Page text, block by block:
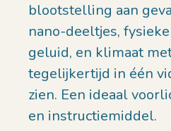
blootstelling aan
nano-deeltjes,
geluid, en klimaat
tegelijkertijd in één
zien. Een ideaal
en instructiemiddel.